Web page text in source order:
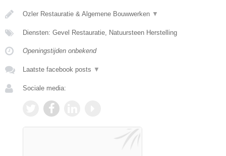
Ozler Restauratie & Algemene Bouwwerken ▼
Diensten: Gevel Restauratie, Natuursteen Herstelling
Openingstijden onbekend
Laatste facebook posts ▼
Sociale media: